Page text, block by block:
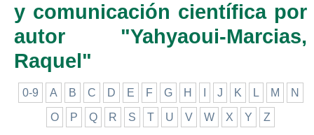
y comunicación científica por
autor "Yahyaoui-Marcias,
Raquel"
0-9 A B C D E F G H J K L M N
O P Q R S T U V W X Y Z